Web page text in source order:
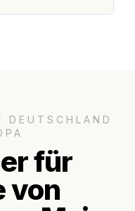
DEUTSCHLAND
für
von